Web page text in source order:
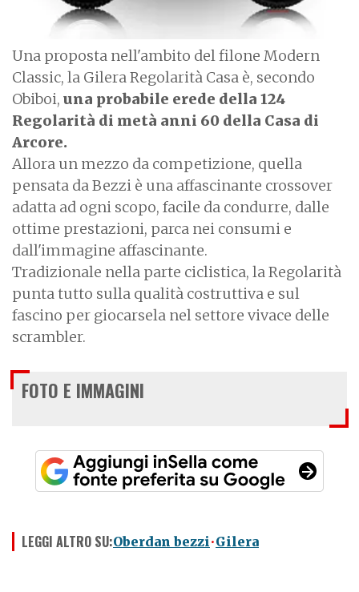
Una proposta nell'ambito del filone Modern
Classic, la Gilera Regolarità Casa è, secondo
Obiboi, una probabile erede della 124
Regolarità di metà anni 60 della Casa di
Arcore.
Allora un mezzo da competizione, quella
pensata da Bezzi è una affascinante crossover
adatta ad ogni scopo, facile da condurre, dalle
ottime prestazioni, parca nei consumi e
dall'immagine affascinante.
Tradizionale nella parte ciclistica, la Regolarità
punta tutto sulla qualità costruttiva e sul
fascino per giocarsela nel settore vivace delle
scrambler.
FOTO E IMMAGINI
LEGGI ALTRO SU:Oberdan bezzi Gilera